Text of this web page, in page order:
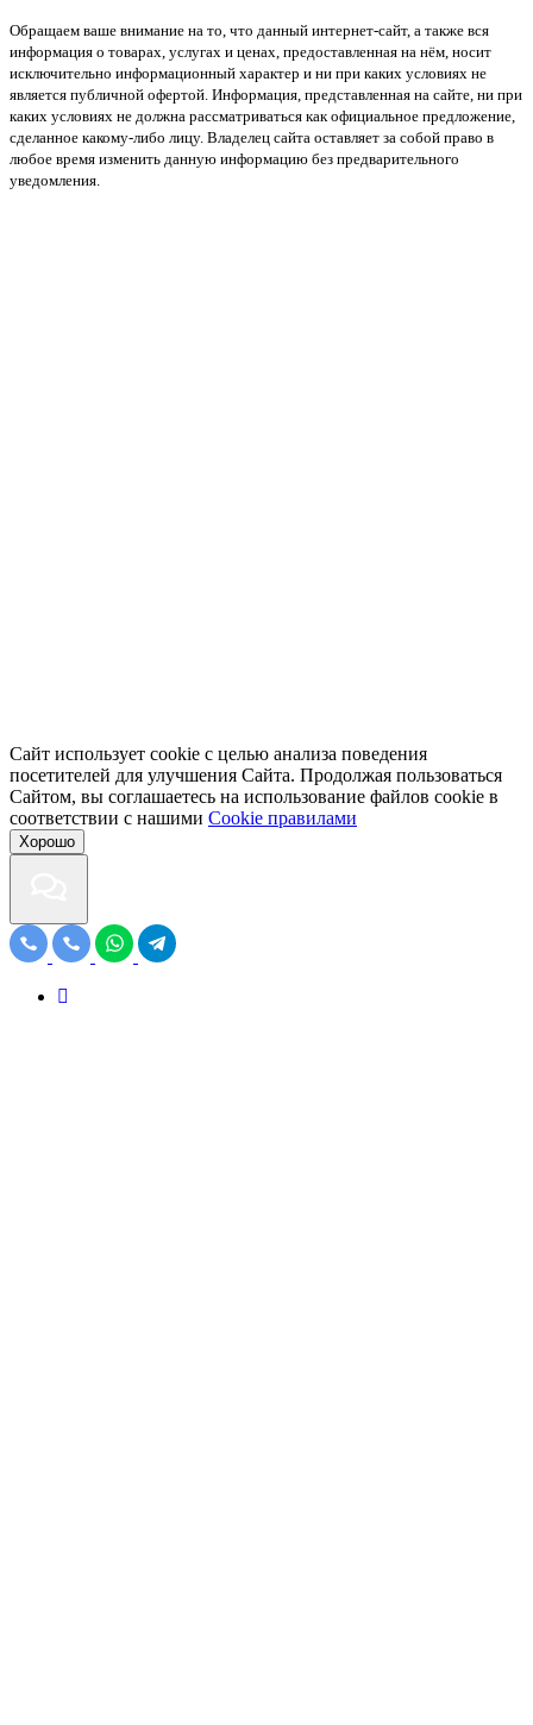
Обращаем ваше внимание на то, что данный интернет-сайт, а также вся
информация о товарах, услугах и ценах, предоставленная на нём, носит
исключительно информационный характер и ни при каких условиях не
является публичной офертой. Информация, представленная на сайте, ни при
каких условиях не должна рассматриваться как официальное предложение,
сделанное какому-либо лицу. Владелец сайта оставляет за собой право в
любое время изменить данную информацию без предварительного
уведомления.
Сайт использует cookie с целью анализа поведения
посетителей для улучшения Сайта. Продолжая пользоваться
Сайтом, вы соглашаетесь на использование файлов cookie в
соответствии с нашими Cookiе правилами
Хорошо